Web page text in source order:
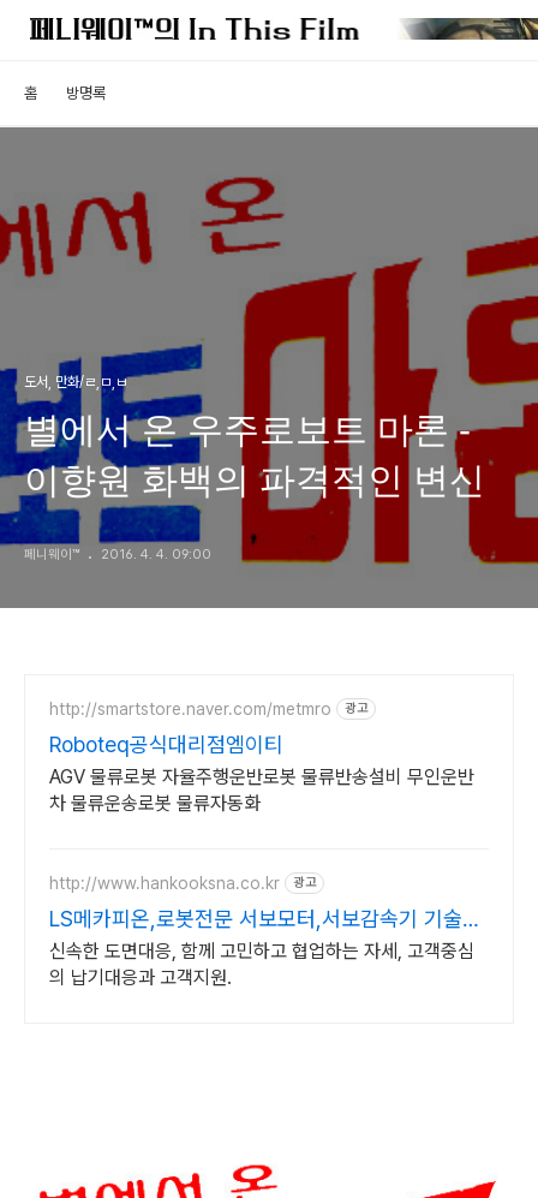
홈 방명록
도서, 만화/ㄹ,ㅁ,ㅂ
별에서 온 우주로보트 마론 -
이향원 화백의 파격적인 변신
페니웨이™ 2016. 4. 4. 09:00
http://smartstore.naver.com/metmro 광고
Roboteq공식대리점엠이티
AGV 물류로봇 자율주행운반로봇 물류반송설비 무인운반
차 물류운송로봇 물류자동화
http://www.hankooksna.co.kr 광고
LS메카피온,로봇전문 서보모터,서보감속기 기술지
원
신속한 도면대응, 함께 고민하고 협업하는 자세, 고객중심
의 납기대응과 고객지원.